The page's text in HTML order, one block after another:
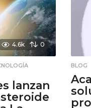
4.6k 0
lanzan
BLOG